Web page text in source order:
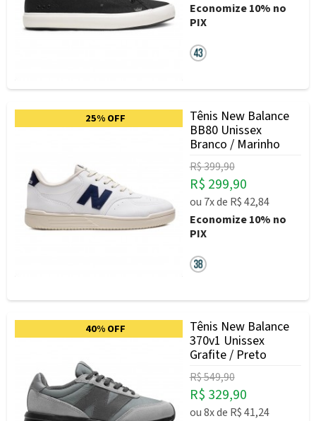
Economize10% no
PIX
25% OFF
Tênis New Balance
BB80 Unissex
Branco / Marinho
R$ 399,90
R$ 299,90
ou 7xde R$ 42,84
Economize10% no
PIX
40% OFF
Tênis New Balance
370v1 Unissex
Grafite / Preto
R$ 549,90
R$ 329,90
ou8xde R$ 41,24